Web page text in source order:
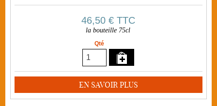
46,50 €TTC
la bouteille 75cl
Qté
EN SAVOIR PLUS